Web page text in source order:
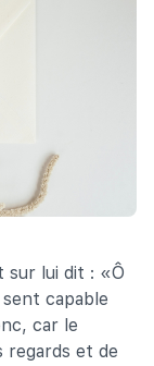
sur lui dit : «Ô
capable
car le
regards et de